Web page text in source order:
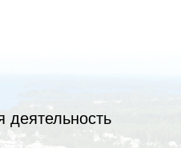
деятельность